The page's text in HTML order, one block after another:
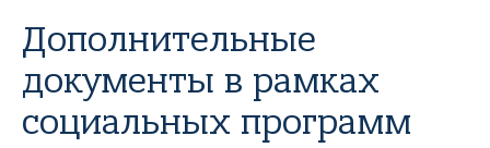
Дополнительные
документы в рамках
социальных программ